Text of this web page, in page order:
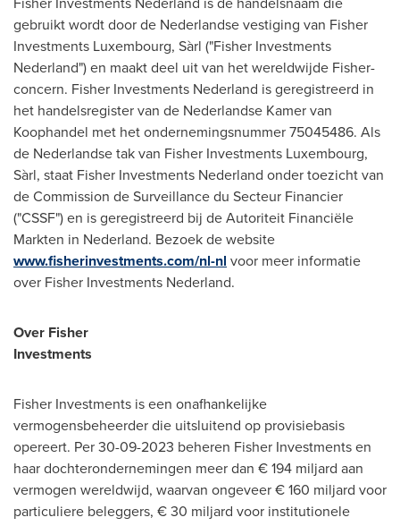
gebruikt wordt door de Nederlandse vestiging van Fisher
Investments Luxembourg, Sàrl ("Fisher Investments
Nederland") en maakt deel uit van het wereldwijde Fisher-
concern. Fisher Investments Nederland is geregistreerd in
het handelsregister van de Nederlandse Kamer van
Koophandel met het ondernemingsnummer 75045486. Als
de Nederlandse tak van Fisher Investments Luxembourg,
Sàrl, staat Fisher Investments Nederland onder toezicht van
de Commission de Surveillance du Secteur Financier
("CSSF") en is geregistreerd bij de Autoriteit Financiële
Markten in Nederland. Bezoek de website
www.fisherinvestments.com/nl-nl voor meer informatie
over Fisher Investments Nederland.
Over Fisher
Investments
Fisher Investments is een onafhankelijke
vermogensbeheerder die uitsluitend op provisiebasis
opereert. Per30-09-2023 beheren Fisher Investments en
haar dochterondernemingen meer dan € 194 miljard aan
vermogen wereldwijd, waarvan ongeveer € 160 miljard voor
particuliere beleggers, € 30 miljard voor institutionele